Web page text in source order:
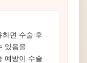
하면 수술 후
있음을
예방이 수술